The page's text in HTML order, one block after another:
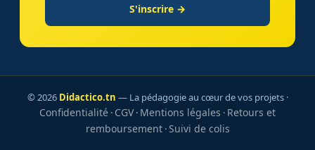
S'inscrire →
© 2026 Didactico.tn — La pédagogie au cœur de vos projets ·
Confidentialité · CGV· Mentions légales · Retours et
remboursement·Suivi de colis